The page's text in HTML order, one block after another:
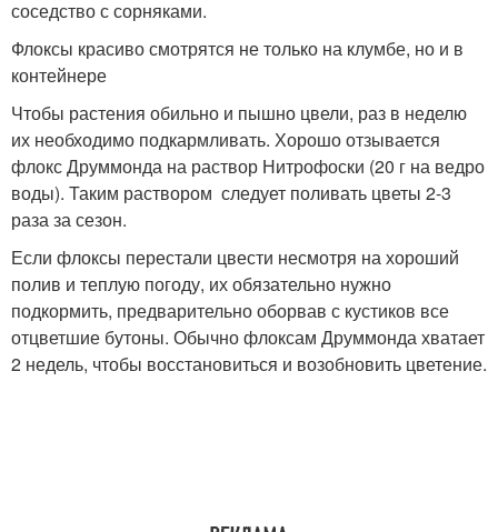
соседство с сорняками.
Флоксы красиво смотрятся не только на клумбе, но и в
контейнере
Чтобы растения обильно и пышно цвели, раз в неделю
их необходимо подкармливать. Хорошо отзывается
флокс Друммонда на раствор Нитрофоски (20 г на ведро
воды). Таким раствором следует поливать цветы 2-3
раза за сезон.
Если флоксы перестали цвести несмотря на хороший
полив и теплую погоду, их обязательно нужно
подкормить, предварительно оборвав с кустиков все
отцветшие бутоны. Обычно флоксам Друммонда хватает
2 недель, чтобы восстановиться и возобновить цветение.